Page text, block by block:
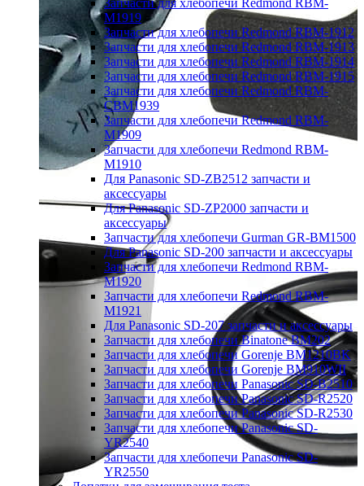
Запчасти для хлебопечи Redmond RBM-
M1919
Запчасти для хлебопечи Redmond RBM-1912
Запчасти для хлебопечи Redmond RBM-1913
Запчасти для хлебопечи Redmond RBM-1914
Запчасти для хлебопечи Redmond RBM-1915
Запчасти для хлебопечи Redmond RBM-
CBM1939
Запчасти для хлебопечи Redmond RBM-
M1909
Запчасти для хлебопечи Redmond RBM-
M1910
Для Panasonic SD-ZB2512 запчасти и
аксессуары
Для Panasonic SD-ZP2000 запчасти и
аксессуары
Запчасти для хлебопечи Gurman GR-BM1500
Для Panasonic SD-200 запчасти и аксессуары
Запчасти для хлебопечи Redmond RBM-
M1920
Запчасти для хлебопечи Redmond RBM-
M1921
Для Panasonic SD-207 запчасти и аксессуары
Запчасти для хлебопечи Binatone BM202
Запчасти для хлебопечи Gorenje BM1210BK
Запчасти для хлебопечи Gorenje BM910WII
Запчасти для хлебопечи Panasonic SD-B2510
Запчасти для хлебопечи Panasonic SD-R2520
Запчасти для хлебопечи Panasonic SD-R2530
Запчасти для хлебопечи Panasonic SD-
YR2540
Запчасти для хлебопечи Panasonic SD-
YR2550